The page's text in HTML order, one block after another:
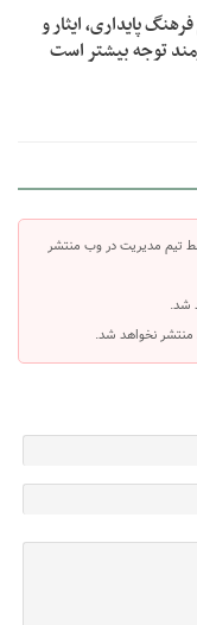
پایداری، ایثار و
توجه بیشتر است
تیم مدیریت در وب منتشر
شد.
منتشر نخواهد شد.